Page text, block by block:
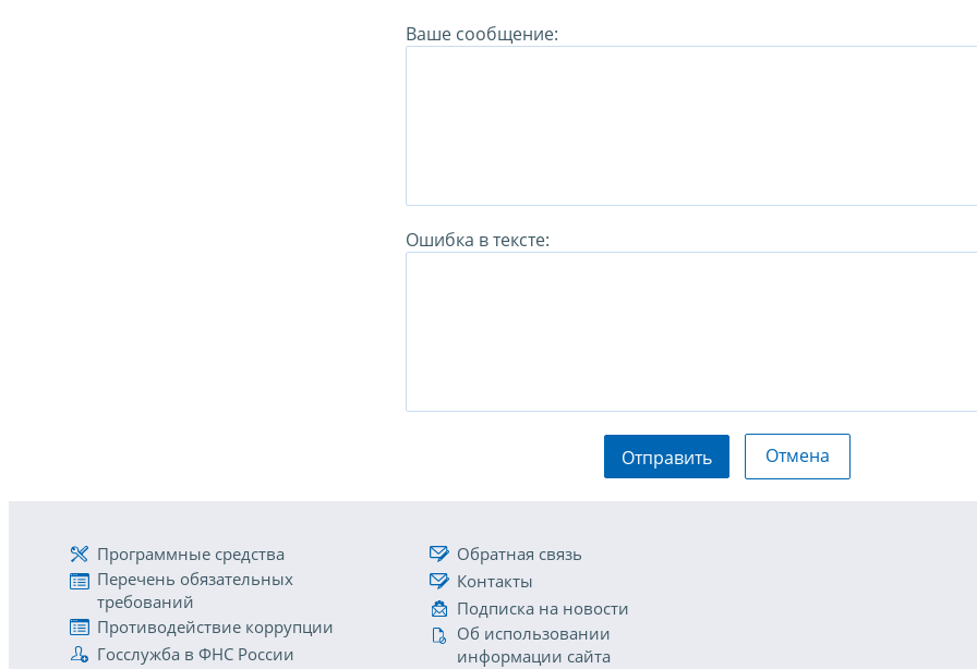
Ваше сообщение:
Ошибка в тексте:
Отправить Отмена
Программные средства
Перечень обязательных
требований
Противодействие коррупции
Госслужба в ФНС России
Обратная связь
Контакты
Подписка на новости
Об использовании
информации сайта